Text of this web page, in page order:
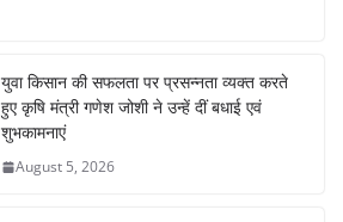
युवा किसान की सफलता पर प्रसन्नता व्यक्त करते
हुए कृषि मंत्री गणेश जोशी ने उन्हें दीं बधाई एवं
शुभकामनाएं
August 5, 2026